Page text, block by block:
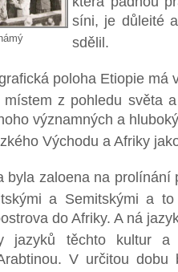
síni, je důleité
sdělil.
poloha Etiopie má
místem z pohledu světa
významných a
Východu a Afriky
byla zaloena na
a Semitskými a
do Afriky. A ná
jazyků těchto kultur
V určitou